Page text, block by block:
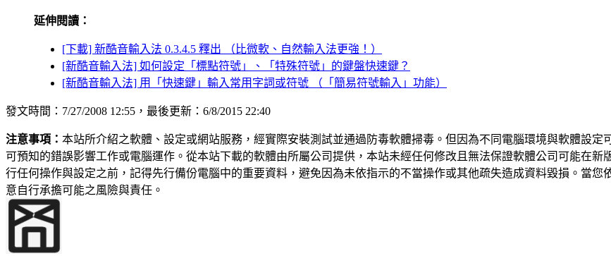
延伸閱讀：
[下載] 新酷音輸入法 0.3.4.5 釋出 （比微軟、自然輸入法更強！）
[新酷音輸入法] 如何設定「標點符號」、「特殊符號」的鍵盤快速鍵？
[新酷音輸入法] 用「快速鍵」輸入常用字詞或符號 （「簡易符號輸入」功能）
發文時間：7/27/2008 12:55，最後更新：6/8/2015 22:40
注意事項： 本站所介紹之軟體、設定或網站服務，經實際安裝測試並通過防毒軟體掃毒。但因為不同電腦環境與軟體設
可預知的錯誤影響工作或電腦運作。從本站下載的軟體由所屬公司提供，本站未經任何修改且無法保證軟體公司可能在
行任何操作與設定之前，記得先行備份電腦中的重要資料，避免因為未依指示的不當操作或其他疏失造成資料毀損。當
意自行承擔可能之風險與責任。